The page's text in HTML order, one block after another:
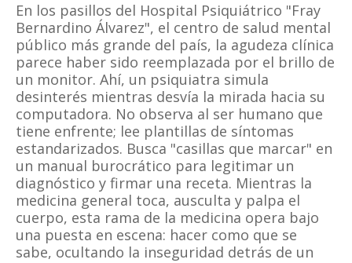
En los pasillos del Hospital Psiquiátrico "Fray
Bernardino Álvarez", el centro de salud mental
público más grande del país, la agudeza clínica
parece haber sido reemplazada por el brillo de
un monitor. Ahí, un psiquiatra simula
desinterés mientras desvía la mirada hacia su
computadora. No observa al ser humano que
tiene enfrente; lee plantillas de síntomas
estandarizados. Busca "casillas que marcar" en
un manual burocrático para legitimar un
diagnóstico y firmar una receta. Mientras la
medicina general toca, ausculta y palpa el
cuerpo, esta rama de la medicina opera bajo
una puesta en escena: hacer como que se
sabe, ocultando la inseguridad detrás de un